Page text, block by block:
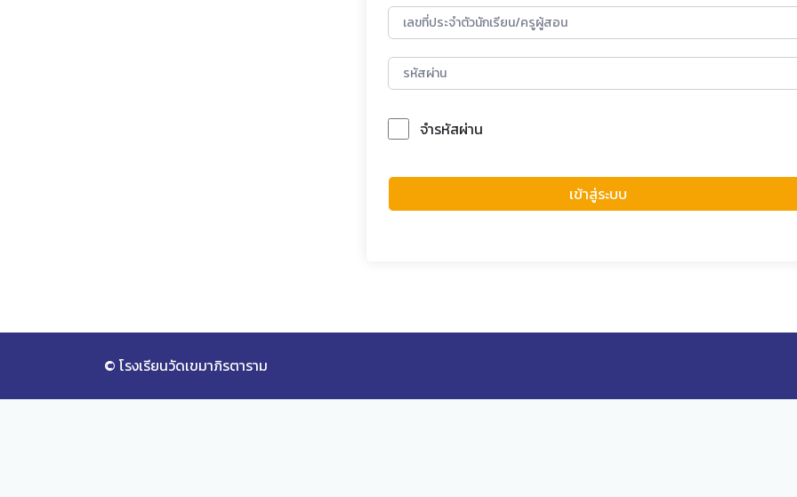
จำรหัสผ่าน
เข้าสู่ระบบ
© โรงเรียนวัดเขมาภิรตาราม